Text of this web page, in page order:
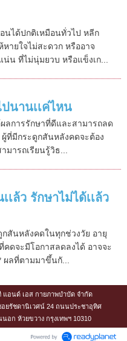
นได้ปกติเหมือนทั่วไป หลีก
หายใจไม่สะดวก หรืออาจ
น ที่ไม่นุ่มยวบ หรือแข็งเก...
นานเเค่ไหน
ลการรักษาที่ดีและสามารถลด
ที่มีกระดูกสันหลังคดจะต้อง
มารถเรียนรู้วิธ...
เล้ว รักษาไม่ได้เเล้ว
สันหลังคดในทุกช่วงวัย อายุ
ดจะมีโอกาสลดลงได้ อาจจะ
ผลที่ตามมาขึ้นกั...
แอนด์ เอส กายภาพบำบัด จำกัด
อยรัชดานิเวศน์ 24 ถนนประชาอุทิศ
นอก ห้วยขวาง กรุงเทพฯ 10310